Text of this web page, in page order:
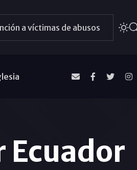
a víctimas de abusos